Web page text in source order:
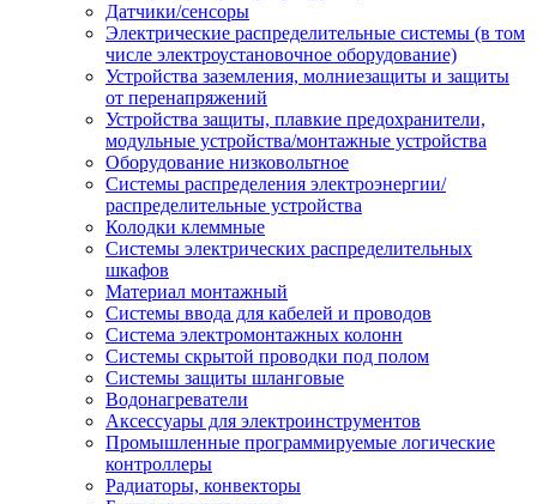
Датчики/сенсоры
Электрические распределительные системы (в том
числе электроустановочное оборудование)
Устройства заземления, молниезащиты и защиты
от перенапряжений
Устройства защиты, плавкие предохранители,
модульные устройства/монтажные устройства
Оборудование низковольтное
Системы распределения электроэнергии/
распределительные устройства
Колодки клеммные
Системы электрических распределительных
шкафов
Материал монтажный
Системы ввода для кабелей и проводов
Система электромонтажных колонн
Системы скрытой проводки под полом
Системы защиты шланговые
Водонагреватели
Аксессуары для электроинструментов
Промышленные программируемые логические
контроллеры
Радиаторы, конвекторы